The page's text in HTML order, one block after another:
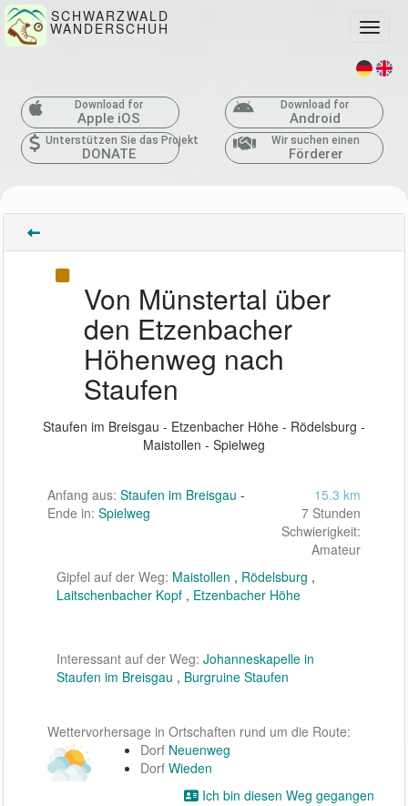
SCHWARZWALD
WANDERSCHUH
Download for
Apple iOS
Download for
Android
Unterstützen Sie das Projekt
DONATE
Wir suchen einen
Förderer
Von Münstertal über
den Etzenbacher
Höhenweg nach
Staufen
Staufen im Breisgau - Etzenbacher Höhe - Rödelsburg -
Maistollen - Spielweg
Anfang aus: Staufen im Breisgau -
Ende in: Spielweg
15.3 km
7 Stunden
Schwierigkeit:
Amateur
Gipfel auf der Weg: Maistollen , Rödelsburg ,
Laitschenbacher Kopf , Etzenbacher Höhe
Interessant auf der Weg: Johanneskapelle in
Staufen im Breisgau , Burgruine Staufen
Wettervorhersage in Ortschaften rund um die Route:
Dorf Neuenweg
Dorf Wieden
Ich bin diesen Weg gegangen